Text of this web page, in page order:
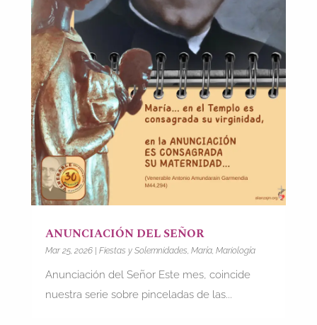
ANUNCIACIÓN DEL SEÑOR
Mar 25, 2026| Fiestas y Solemnidades, María, Mariología
Anunciación del Señor Este mes, coincide
nuestra serie sobre pinceladas de las...